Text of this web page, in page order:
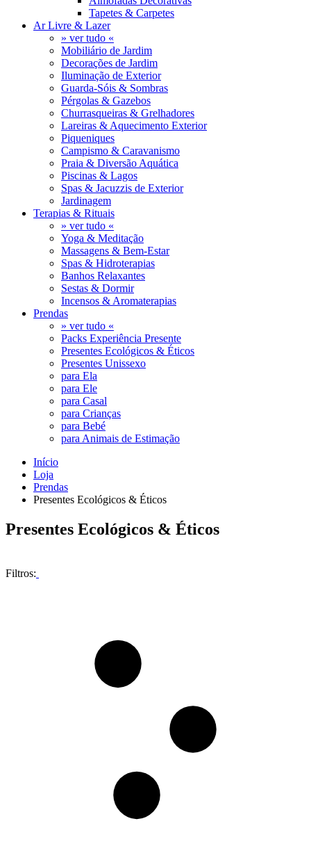
Tapetes & Carpetes
Ar Livre & Lazer
» ver tudo «
Mobiliário de Jardim
Decorações de Jardim
Iluminação de Exterior
Guarda-Sóis & Sombras
Pérgolas & Gazebos
Churrasqueiras & Grelhadores
Lareiras & Aquecimento Exterior
Piqueniques
Campismo & Caravanismo
Praia & Diversão Aquática
Piscinas & Lagos
Spas & Jacuzzis de Exterior
Jardinagem
Terapias & Rituais
» ver tudo «
Yoga & Meditação
Massagens & Bem-Estar
Spas & Hidroterapias
Banhos Relaxantes
Sestas & Dormir
Incensos & Aromaterapias
Prendas
» ver tudo «
Packs Experiência Presente
Presentes Ecológicos & Éticos
Presentes Unissexo
para Ela
para Ele
para Casal
para Crianças
para Bebé
para Animais de Estimação
Início
Loja
Prendas
Presentes Ecológicos & Éticos
Presentes Ecológicos & Éticos
Filtros: